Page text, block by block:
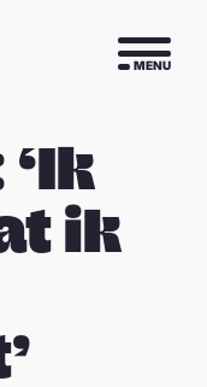
MENU
ik